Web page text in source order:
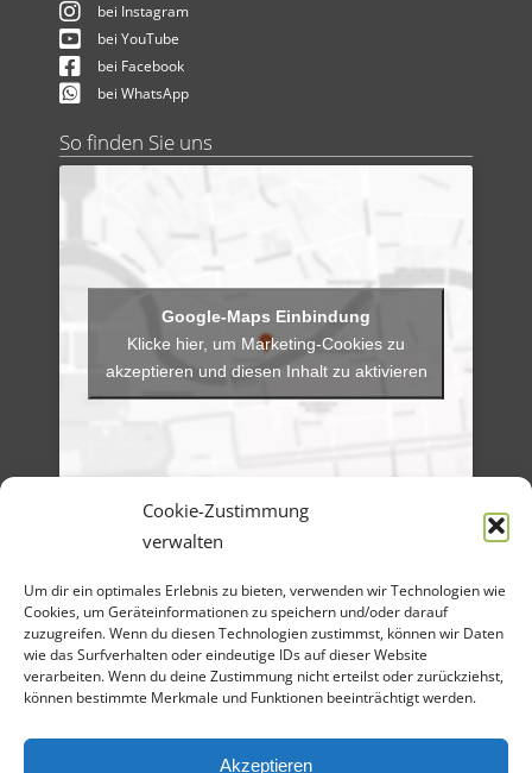
Cookie-Zustimmung
verwalten
Um dir ein optimales Erlebnis zu bieten, verwenden wir Technologien wie
Cookies, um Geräteinformationen zu speichern und/oder darauf
zuzugreifen. Wenn du diesen Technologien zustimmst, können wir Daten
wie das Surfverhalten oder eindeutige IDs auf dieser Website
verarbeiten. Wenn du deine Zustimmung nicht erteilst oder zurückziehst,
können bestimmte Merkmale und Funktionen beeinträchtigt werden.
Akzeptieren
bei Instagram
bei YouTube
bei Facebook
bei WhatsApp
So finden Sie uns
Klicke hier, um Marketing-Cookies zu
akzeptieren und diesen Inhalt zu aktivieren
Artikel-Archiv
Veranstaltungen
Angebote
Bilder-Galerien
Material
Spenden
Kontakt
Datenschutz